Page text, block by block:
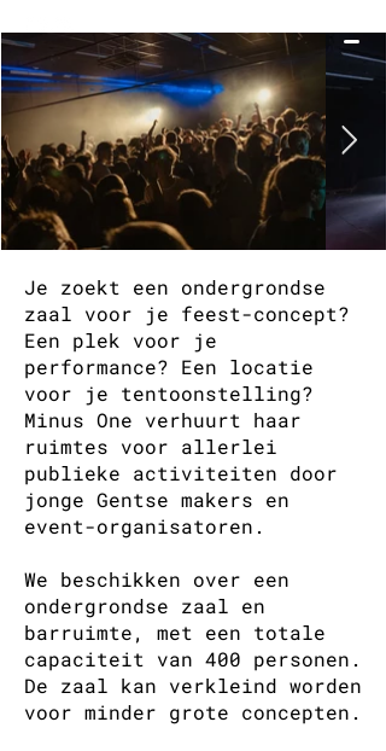
Je zoekt een ondergrondse
zaal voor je feest-concept?
Een plek voor je
performance? Een locatie
voor je tentoonstelling?
Minus One verhuurt haar
ruimtes voor allerlei
publieke activiteiten door
jonge Gentse makers en
event-organisatoren.
We beschikken over een
ondergrondse zaal en
barruimte, met een totale
capaciteit van 400 personen.
De zaal kan verkleind worden
voor minder grote concepten.